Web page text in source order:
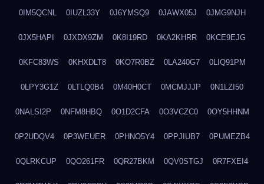
0IM5QCNL 0IUZL33Y 0J6YMSQ9 0JAWX05J 0JMG9NJH
0JX5HAPI 0JXDX9ZM 0K8I19RD 0KA2KHRR 0KCE9EJG
0KFC83WS 0KHXDLT8 0KO7R0BZ 0LA240G7 0LIQ91PM
0LPY3G1Z 0LTLQ0B4 0M40H0CT 0MCMJJJP 0N1LZI50
0NALSI2P 0NFM8HBQ 0O1D2CFA 0O3VCZC0 0OY5HHNM
0P2UDQV4 0P3WEUER 0PHNO5Y4 0PPJIUB7 0PUMEZB4
0QLRKCUP 0QO261FR 0QR27BKM 0QV0STGJ 0R7FXEI4